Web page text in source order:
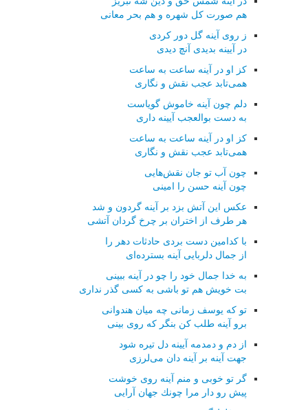
هم صورت كل شهره و هم بحر معانی
ز روی آینه گل دور كردی
در آیینه بدیدی آنچ دیدی
كز او در آینه ساعت به ساعت
همی‌تابد عجب نقش و نگاری
دلم چون آینه خاموش گویاست
به دست بوالعجب آیینه داری
كز او در آینه ساعت به ساعت
همی‌تابد عجب نقش و نگاری
چون آب تو جان نقش‌هایی
چون آینه حسن را امینی
عكس این آتش بزد بر آینه گردون و شد
هر طرف از اختران بر چرخ گردان آتشی
با كدامین دست بردی حادثات دهر را
از جمال دلربایی آینه بسترده‌ای
به خدا جمال خود را چو در آینه ببینی
بت خویش هم تو باشی به كسی گذر نداری
تو كه یوسف زمانی چه میان هندوانی
برو آینه طلب كن بنگر كه روی بینی
از دم و دمدمه آیینه دل تیره شود
جهت آینه بر آینه دان می‌لرزی
گر تو خوبی و منم آینه روی خوشت
پیش رو دار مرا چونك جهان آرایی